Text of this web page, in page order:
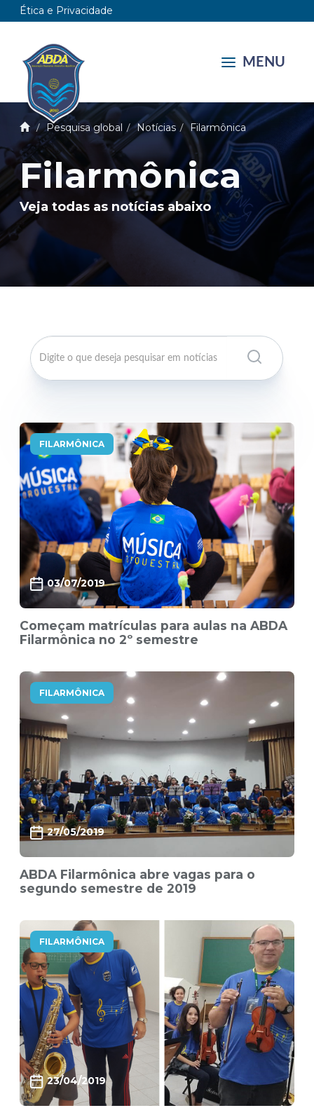
Ética e Privacidade
MENU
Pesquisa global Notícias Filarmônica
Filarmônica
Veja todas as notícias abaixo
FILARMÔNICA
03/07/2019
Começam matrículas para aulas na ABDA
Filarmônica no 2º semestre
FILARMÔNICA
27/05/2019
ABDA Filarmônica abre vagas para o
segundo semestre de 2019
FILARMÔNICA
23/04/2019